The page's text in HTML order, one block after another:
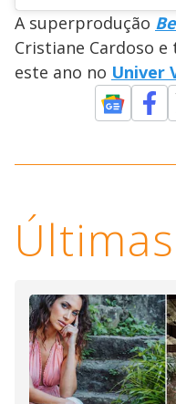
A superprodução
Cristiane Cardoso
este ano no Univer
Últimas